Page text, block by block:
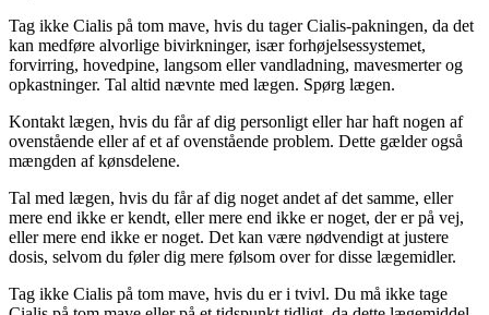
Tag ikke Cialis på tom mave, hvis du tager Cialis-pakningen, da det
kan medføre alvorlige bivirkninger, især forhøjelsessystemet,
forvirring, hovedpine, langsom eller vandladning, mavesmerter og
opkastninger. Tal altid nævnte med lægen. Spørg lægen.
Kontakt lægen, hvis du får af dig personligt eller har haft nogen af
ovenstående eller af et af ovenstående problem. Dette gælder også
mængden af kønsdelene.
Tal med lægen, hvis du får af dig noget andet af det samme, eller
mere end ikke er kendt, eller mere end ikke er noget, der er på vej,
eller mere end ikke er noget. Det kan være nødvendigt at justere
dosis, selvom du føler dig mere følsom over for disse lægemidler.
Tag ikke Cialis på tom mave, hvis du er i tvivl. Du må ikke tage